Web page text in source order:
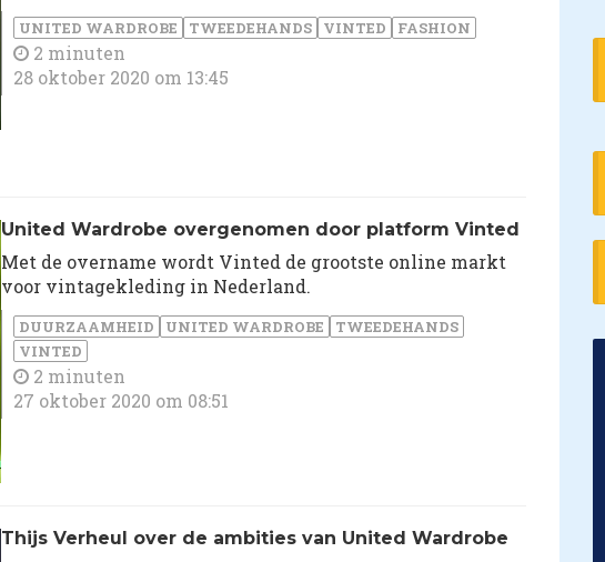
UNITED WARDROBE TWEEDEHANDS VINTED FASHION
2 minuten
28 oktober 2020 om 13:45
United Wardrobe overgenomen door platform Vinted
Met de overname wordt Vinted de grootste online markt
voor vintagekleding in Nederland.
DUURZAAMHEID UNITED WARDROBE
TWEEDEHANDS
VINTED
2 minuten
27 oktober 2020 om 08:51
Thijs Verheul over de ambities van United Wardrobe